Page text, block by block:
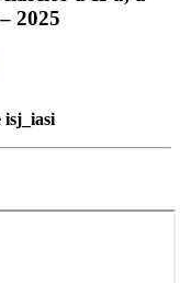
2025
isj_iasi